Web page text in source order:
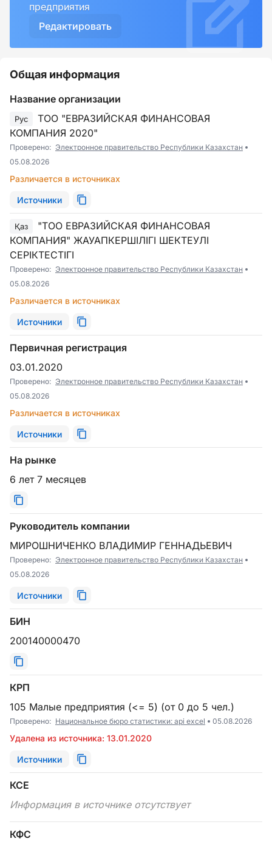
предприятия
Редактировать
Общая информация
Название организации
Рус
ТОО "ЕВРАЗИЙСКАЯ ФИНАНСОВАЯ
КОМПАНИЯ 2020"
Проверено: Электронное правительство Республики Казахстан
05.08.2026
Различается в источниках
Источники
Қаз
"ТОО ЕВРАЗИЙСКАЯ ФИНАНСОВАЯ
КОМПАНИЯ" ЖАУАПКЕРШІЛІГІ ШЕКТЕУЛІ
СЕРІКТЕСТІГІ
Проверено: Электронное правительство Республики Казахстан
05.08.2026
Различается в источниках
Источники
Первичная регистрация
03.01.2020
Проверено: Электронное правительство Республики Казахстан
05.08.2026
Различается в источниках
Источники
На рынке
6 лет 7 месяцев
Руководитель компании
МИРОШНИЧЕНКО ВЛАДИМИР ГЕННАДЬЕВИЧ
Проверено: Электронное правительство Республики Казахстан
05.08.2026
Источники
БИН
200140000470
КРП
105 Малые предприятия (<= 5) (от 0 до 5 чел.)
Проверено: Национальное бюро статистики: api excel 05.08.2026
Удалена из источника: 13.01.2020
Источники
КСЕ
Информация в источнике отсутствует
КФС